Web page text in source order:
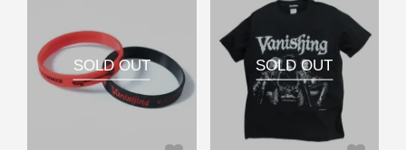
SOLD OUT SOLD OUT